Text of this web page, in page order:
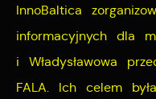
InnoBaltica
informacyjnych dla
i Władysławowa
FALA. Ich celem